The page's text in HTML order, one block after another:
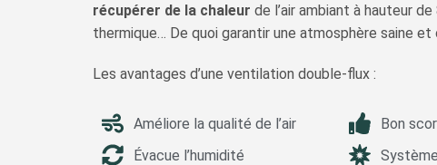
récupérer de la chaleur de l’air ambiant à hauteur
thermique… De quoi garantir une atmosphère saine
Les avantages d’une ventilation double-flux :
Améliore la qualité de l’air
Évacue l’humidité
Bon